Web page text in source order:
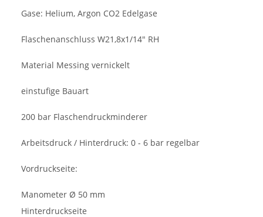
Gase: Helium, Argon CO2 Edelgase
Flaschenanschluss W21,8x1/14" RH
Material Messing vernickelt
einstufige Bauart
200 bar Flaschendruckminderer
Arbeitsdruck / Hinterdruck: 0 - 6 bar regelbar
Vordruckseite:
Manometer Ø 50 mm
Hinterdruckseite